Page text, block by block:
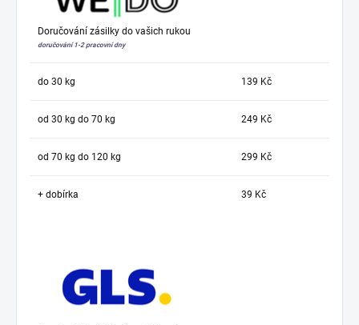
Doručování zásilky do vašich rukou
doručování 1-2 pracovní dny
do 30 kg 139 Kč
od 30 kg do 70 kg 249 Kč
od 70 kg do 120 kg 299 Kč
+ dobírka 39 Kč